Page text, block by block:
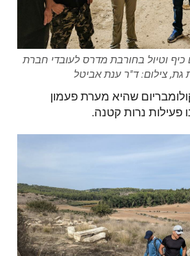
כיף וטיול בחורבת מדרס לעובדי חברת
גת, צילום: ד"ר ענת אביטל
שהיא מערת פעמון
נרות קטנה.